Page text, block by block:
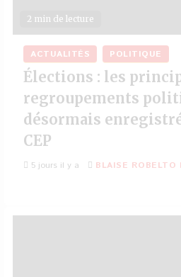
2 min de lecture
ACTUALITÉS POLITIQUE
Élections : les
regroupements
désormais
CEP
5 jours il y a BLAISE ROBELTO